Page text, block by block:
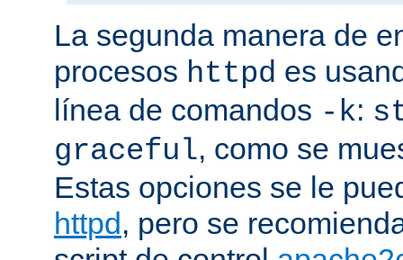
La segunda manera de
procesos httpd es
línea de comandos -k:
graceful, como se
Estas opciones se le
httpd, pero se